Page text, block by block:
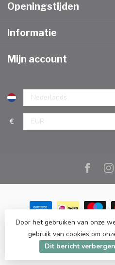
Openingstijden
Informatie
Mijn account
€
© Copyright 2026 Marc Cook
kookwinkel in Elst |- Powered by
by
Door het gebruiken van onze
gebruik van cookies om
Dit bericht verbergen